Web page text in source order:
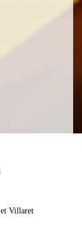
et Villaret